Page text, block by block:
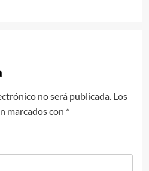
no será publicada. Los
marcados con *